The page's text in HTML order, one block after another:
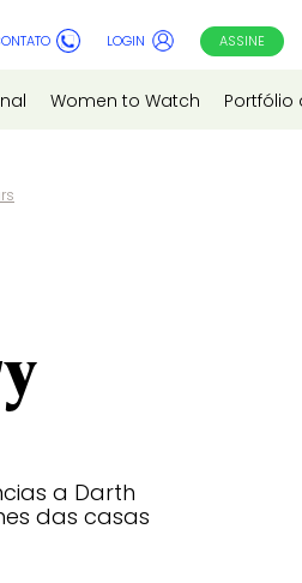
LOGIN ASSINE
Women to Watch Portfólio
a Darth
das casas